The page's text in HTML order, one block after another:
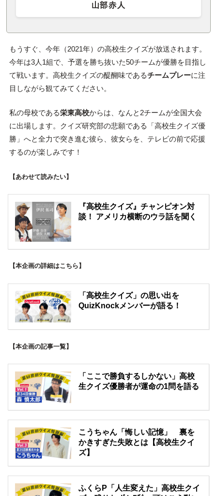
山部赤人
もうすぐ、今年（2021年）の高校生クイズが放送されます。
今年は3人1組で、予選を勝ち抜いた50チームが優勝を目指し
て戦います。高校生クイズの醍醐味であるチームプレーに注
目しながら観てみてください。
私の母校である栄東高校からは、なんと2チームが全国大会
に出場します。クイズ研究部の悲願である「高校生クイズ優
勝」へと全力で突き進む彼ら、彼女らを、テレビの前で応援
するのが楽しみです！
【あわせて読みたい】
『高校生クイズ』チャンピオン対
談！ アメリカ横断のウラ話を聞く
【本企画の詳細はこちら】
「高校生クイズ」の思い出を
QuizKnockメンバーが語る！
【本企画の記事一覧】
「ここで勝負するしかない」高校
生クイズ優勝者が運命の1問を語る
こうちゃん「悔しい記憶」 裏を
かきすぎた失敗とは【高校生クイ
ズ】
ふくらP「人生変えた」高校生クイ